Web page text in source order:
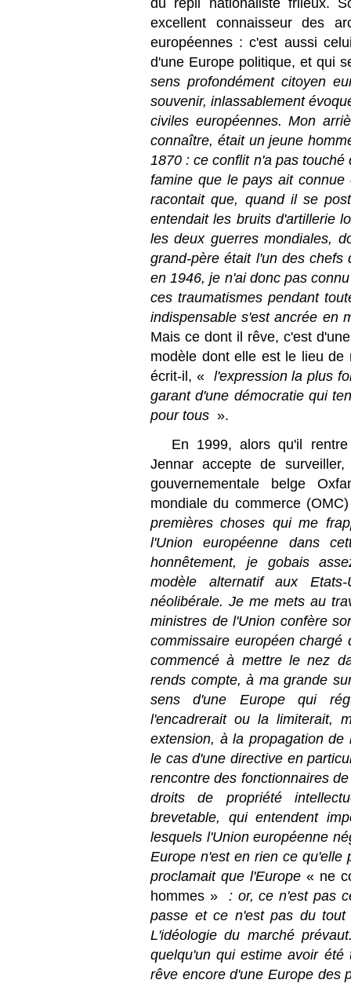
du repli nationaliste frileux.
excellent connaisseur des
européennes : c'est aussi
d'une Europe politique, et qui
sens profondément citoyen
souvenir, inlassablement
civiles européennes. Mon
connaître, était un jeune
1870 : ce conflit n'a pas
famine que le pays ait
racontait que, quand il se
entendait les bruits d'artillerie
les deux guerres mondiales,
grand-père était l'un des
en 1946, je n'ai donc pas
ces traumatismes pendant
indispensable s'est ancrée en
Mais ce dont il rêve, c'est
modèle dont elle est le lieu
écrit-il, « l'expression la plus
garant d'une démocratie qui
pour tous ».
En 1999, alors qu'il
Jennar accepte de
gouvernementale belge
mondiale du commerce
premières choses qui me
l'Union européenne dans
honnêtement, je gobais
modèle alternatif aux
néolibérale. Je me mets au
ministres de l'Union confère
commissaire européen
commencé à mettre le nez
rends compte, à ma grande
sens d'une Europe qui
l'encadrerait ou la limiterait,
extension, à la propagation
le cas d'une directive en
rencontre des fonctionnaires
droits de propriété
brevetable, qui entendent
lesquels l'Union européenne
Europe n'est en rien ce qu'elle
proclamait que l'Europe « ne
hommes »
: or, ce n'est pas
passe et ce n'est pas du
L'idéologie du marché
quelqu'un qui estime avoir
rêve encore d'une Europe des